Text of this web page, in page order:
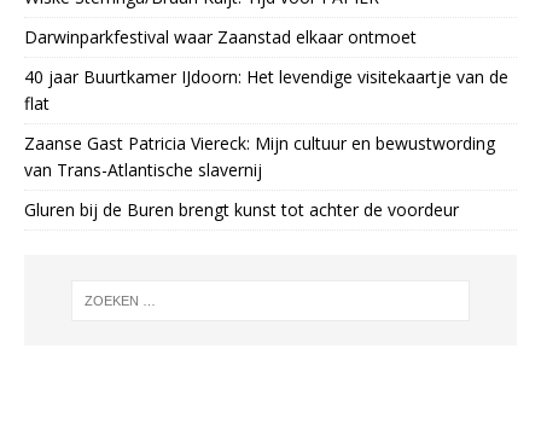
Darwinparkfestival waar Zaanstad elkaar ontmoet
40 jaar Buurtkamer IJdoorn: Het levendige visitekaartje van de
flat
Zaanse Gast Patricia Viereck: Mijn cultuur en bewustwording
van Trans-Atlantische slavernij
Gluren bij de Buren brengt kunst tot achter de voordeur